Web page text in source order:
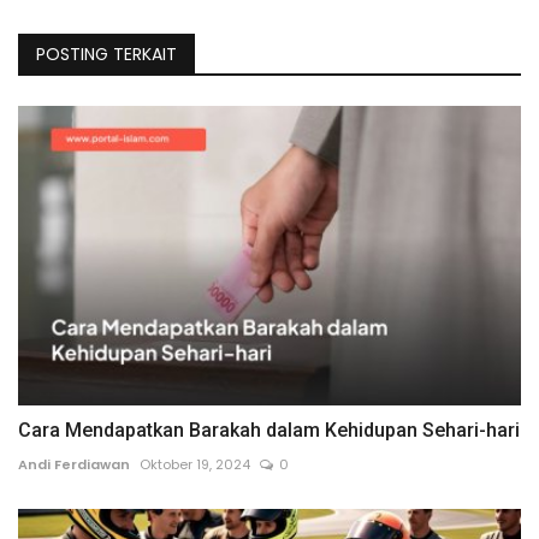
POSTING TERKAIT
Cara Mendapatkan Barakah dalam Kehidupan Sehari-hari
Andi Ferdiawan Oktober 19, 2024 0